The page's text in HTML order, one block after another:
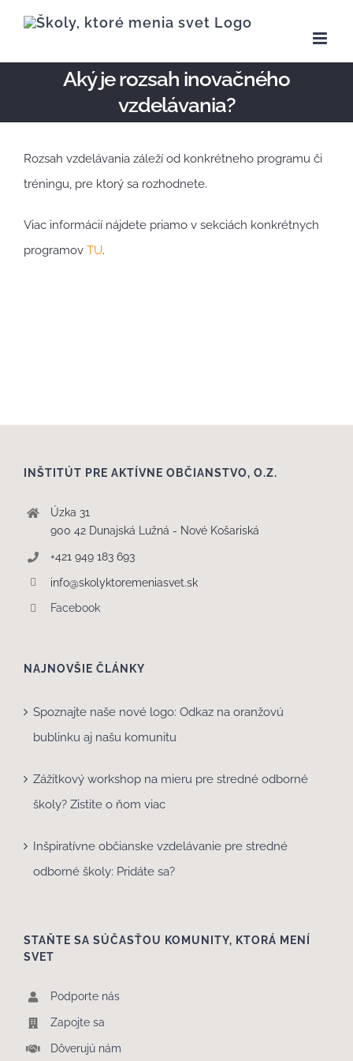
content
Aký je rozsah inovačného
vzdelávania?
Rozsah vzdelávania záleží od konkrétneho programu či
tréningu, pre ktorý sa rozhodnete.
Viac informácií nájdete priamo v sekciách konkrétnych
programov TU.
INŠTITÚT PRE AKTÍVNE OBČIANSTVO, O.Z.
Úzka 31
900 42 Dunajská Lužná - Nové Košariská
+421 949 183 693
info@skolyktoremeniasvet.sk
Facebook
NAJNOVŠIE ČLÁNKY
Spoznajte naše nové logo: Odkaz na oranžovú
bublinku aj našu komunitu
Zážitkový workshop na mieru pre stredné odborné
školy? Zistite o ňom viac
Inšpiratívne občianske vzdelávanie pre stredné
odborné školy: Pridáte sa?
STAŇTE SA SÚČASŤOU KOMUNITY, KTORÁ MENÍ
SVET
Podporte nás
Zapojte sa
Dôverujú nám